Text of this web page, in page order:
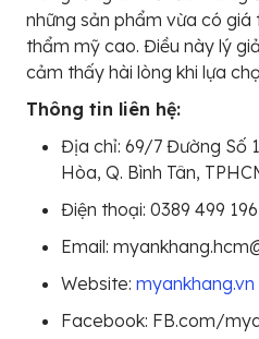
những sản phẩm vừa có giá
thẩm mỹ cao. Điều này lý
cảm thấy hài lòng khi lựa
Thông tin liên hệ:
Địa chỉ: 69/7 Đường Số
Hòa, Q. Bình Tân,
Điện thoại: 0389 499 196
Email:
Website: myankhang.vn
Facebook: FB.com/